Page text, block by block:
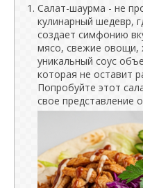
Салат-шаурма - не
кулинарный шедевр,
создает симфонию
мясо, свежие овощи,
уникальный соус
которая не оставит
Попробуйте этот
свое представление